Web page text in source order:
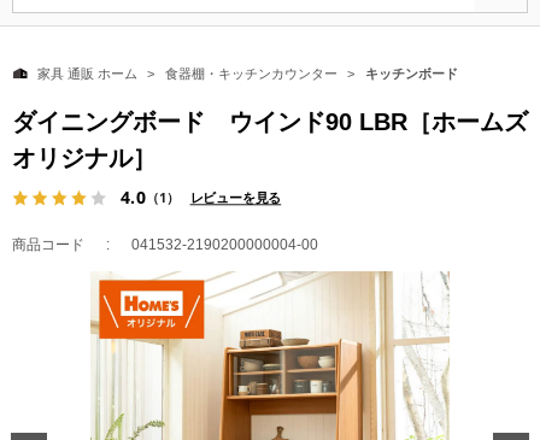
家具 通販 ホーム 食器棚・キッチンカウンター キッチンボード
ダイニングボード ウインド90 LBR［ホームズ
オリジナル］
4.0（1） レビューを見る
商品コード 041532-2190200000004-00